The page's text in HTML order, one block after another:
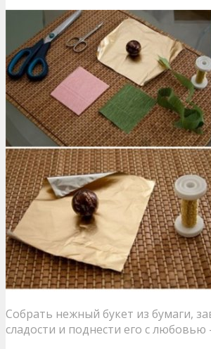
Собрать нежный букет из бумаги,
сладости и поднести его с любовью